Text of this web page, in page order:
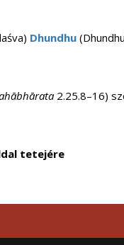
Dhundhu
2.25.8–16)
tetejére